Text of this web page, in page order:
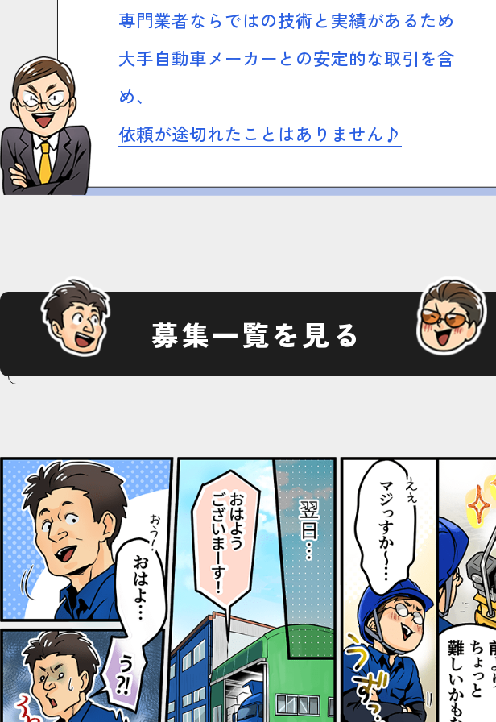
専門業者ならではの技術と実績があるため
大手自動車メーカーとの安定的な取引を含
め、
依頼が途切れたことはありません♪
募集一覧を見る